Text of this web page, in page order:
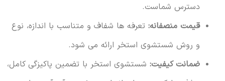
دسترس شماست.
قیمت منصفانه:تعرفه ها شفاف و متناسب با اندازه، نوع
و روش شستشوی استخر ارائه می شود.
ضمانت کیفیت:شستشوی استخر با تضمین پاکیزگی کامل،